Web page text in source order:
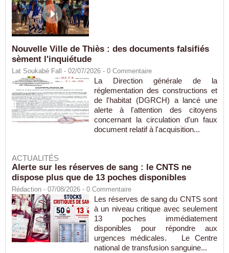
Nouvelle Ville de Thiès : des documents falsifiés
sèment l'inquiétude
Lat Soukabé Fall - 02/07/2026 - 0 Commentaire
La Direction générale de la
réglementation des constructions et
de l'habitat (DGRCH) a lancé une
alerte à l'attention des citoyens
concernant la circulation d'un faux
document relatif à l'acquisition...
ACTUALITÉS
Alerte sur les réserves de sang : le CNTS ne
dispose plus que de 13 poches disponibles
Rédaction - 07/08/2026 - 0 Commentaire
Les réserves de sang du CNTS sont
à un niveau critique avec seulement
13 poches immédiatement
disponibles pour répondre aux
urgences médicales. Le Centre
national de transfusion sanguine...